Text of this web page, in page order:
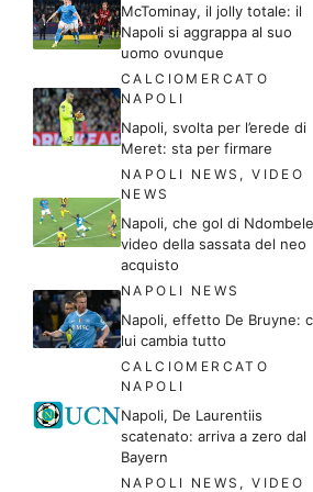
McTominay, il jolly totale: il
Napoli si aggrappa al suo
uomo ovunque
CALCIOMERCATO
NAPOLI
Napoli, svolta per l’erede di
Meret: sta per firmare
NAPOLI NEWS ,VIDEO
NEWS
Napoli, che gol di
video della sassata del neo
acquisto
NAPOLI NEWS
Napoli, effetto De Bruyne:
lui cambia tutto
CALCIOMERCATO
NAPOLI
Napoli, De Laurentiis
scatenato: arriva a zero dal
Bayern
NAPOLI NEWS ,VIDEO